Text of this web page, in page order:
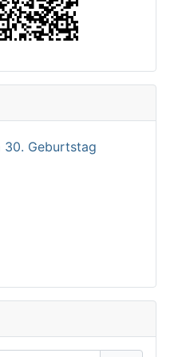
Geburtstag